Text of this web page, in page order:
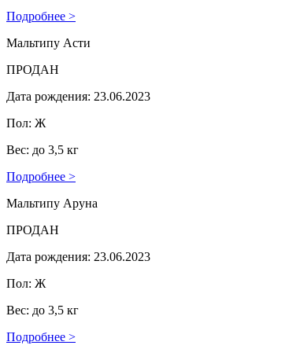
Подробнее >
Мальтипу Асти
ПРОДАН
Дата рождения: 23.06.2023
Пол: Ж
Вес: до 3,5 кг
Подробнее >
Мальтипу Аруна
ПРОДАН
Дата рождения: 23.06.2023
Пол: Ж
Вес: до 3,5 кг
Подробнее >